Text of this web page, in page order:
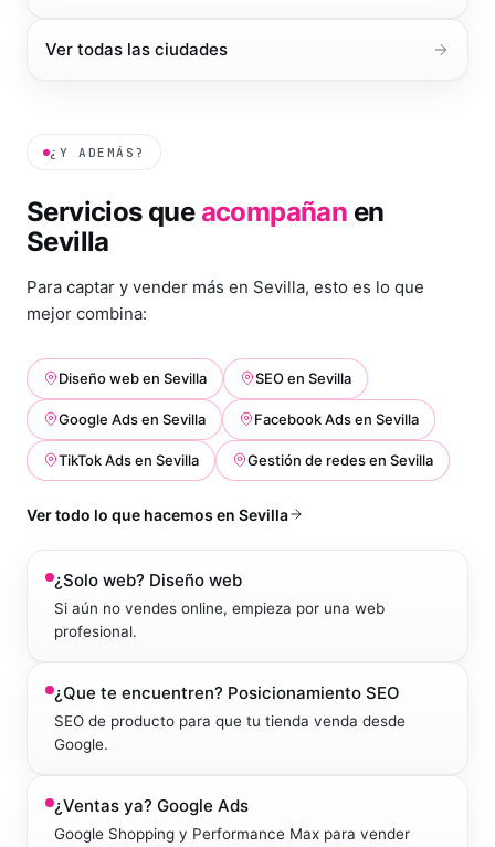
Ver todas las ciudades
¿Y ADEMÁS?
Servicios queacompañan en
Sevilla
Para captar y vender más en Sevilla, esto es lo que
mejor combina:
Diseño weben Sevilla SEOen Sevilla
Google Adsen Sevilla Facebook Adsen Sevilla
TikTok Adsen Sevilla Gestión de redesen Sevilla
Ver todo lo que hacemos en Sevilla
¿Solo web? Diseño web
Si aún no vendes online, empieza por una web
profesional.
¿Que te encuentren? Posicionamiento SEO
SEO de producto para que tu tienda venda desde
Google.
¿Ventas ya? Google Ads
Google Shopping y Performance Max para vender